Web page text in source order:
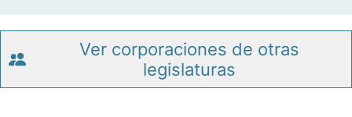
Ver corporaciones de otras
legislaturas